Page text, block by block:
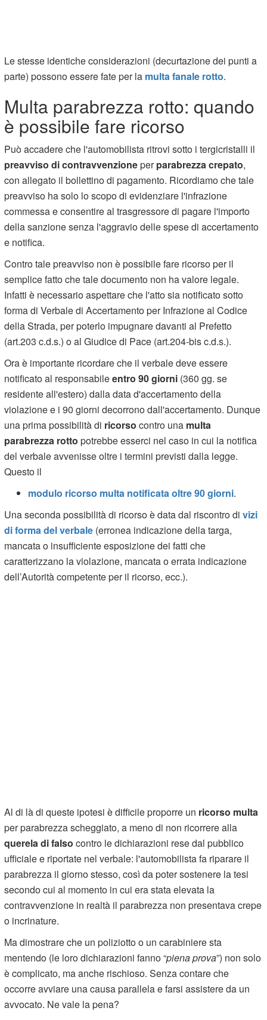
Le stesse identiche considerazioni (decurtazione dei punti a
parte) possono essere fate per la multa fanale rotto.
Multa parabrezza rotto: quando
è possibile fare ricorso
Può accadere che l'automobilista ritrovi sotto i tergicristalli il
preavviso dicontravvenzioneperparabrezza crepato,
con allegato il bollettino di pagamento. Ricordiamo che tale
preavviso ha solo lo scopo di evidenziare l'infrazione
commessa e consentire al trasgressore di pagare l'importo
della sanzione senza l'aggravio delle spese di accertamento
e notifica.
Contro tale preavviso non è possibile fare ricorso per il
semplice fatto che tale documento non ha valore legale.
Infatti è necessario aspettare che l'atto sia notificato sotto
forma di Verbale di Accertamento per Infrazione al Codice
della Strada, per poterlo impugnare davanti al Prefetto
(art.203 c.d.s.) o al Giudice di Pace (art.204-bis c.d.s.).
Ora è importante ricordare che il verbale deve essere
notificato al responsabileentro 90 giorni (360 gg. se
residente all'estero) dalla data d'accertamento della
violazione e i 90 giorni decorrono dall'accertamento. Dunque
una prima possibilità di ricorsocontro una multa
parabrezza rotto potrebbe esserci nel caso in cui la notifica
del verbale avvenisse oltre i termini previsti dalla legge.
Questo il
modulo ricorso multa notificata oltre 90 giorni.
Una seconda possibilità di ricorso è data dal riscontro divizi
di forma del verbale (erronea indicazione della targa,
mancata o insufficiente esposizione dei fatti che
caratterizzano la violazione, mancata o errata indicazione
dell’Autorità competente per il ricorso, ecc.).
Al di là di queste ipotesi è difficile proporre un ricorso multa
per parabrezza scheggiato, a meno di non ricorrere alla
querela di falso contro le dichiarazioni rese dal pubblico
ufficiale e riportate nel verbale: l'automobilista fa riparare il
parabrezza il giorno stesso, così da poter sostenere la tesi
secondo cui al momento in cui era stata elevata la
contravvenzione in realtà il parabrezza non presentava crepe
o incrinature.
Ma dimostrare che un poliziotto o un carabiniere sta
mentendo (le loro dichiarazioni fanno “piena prova”) non solo
è complicato, ma anche rischioso. Senza contare che
occorre avviare una causa parallela e farsi assistere da un
avvocato. Ne vale la pena?